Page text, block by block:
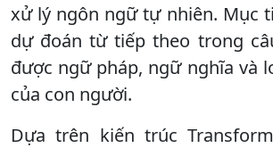
xử lý ngôn ngữ tự nhiên. Mục
dự đoán từ tiếp theo trong
được ngữ pháp, ngữ nghĩa và
của con người.
Dựa trên kiến trúc